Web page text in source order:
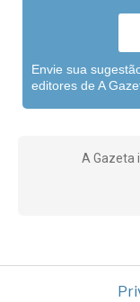
Envie sua
editores de A
A Gazeta